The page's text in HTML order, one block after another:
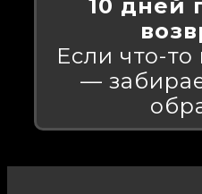
10 дней
Если что-
—